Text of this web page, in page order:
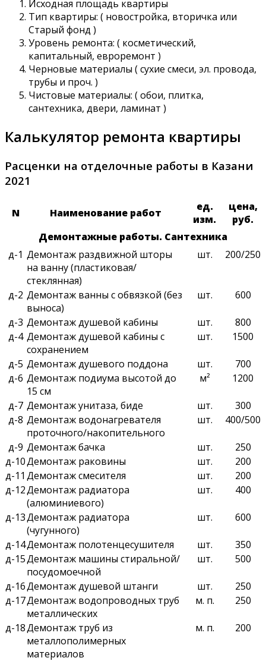
Исходная площадь квартиры
Тип квартиры: ( новостройка, вторичка или
Старый фонд )
Уровень ремонта: ( косметический,
капитальный, евроремонт )
Черновые материалы ( сухие смеси, эл. провода,
трубы и проч. )
Чистовые материалы: ( обои, плитка,
сантехника, двери, ламинат )
Калькулятор ремонта квартиры
Расценки на отделочные работы в Казани
2021
N Наименование работ
ед.
изм.
цена,
руб.
Демонтажные работы. Сантехника
д-1 Демонтаж раздвижной шторы
на ванну (пластиковая/
стеклянная)
шт. 200/250
д-2 Демонтаж ванны с обвязкой (без
выноса)
шт. 600
д-3 Демонтаж душевой кабины шт.
800
д-4 Демонтаж душевой кабины с
сохранением
шт. 1500
д-5 Демонтаж душевого поддона шт.
700
д-6 Демонтаж подиума высотой до
15 см
м² 1200
д-7 Демонтаж унитаза, биде шт.
300
д-8 Демонтаж водонагревателя
проточного/накопительного
шт. 400/500
д-9 Демонтаж бачка шт.
250
д-10Демонтаж раковины шт.
200
д-11 Демонтаж смесителя шт.
200
д-12Демонтаж радиатора
(алюминиевого)
шт. 400
д-13Демонтаж радиатора
(чугунного)
шт. 600
д-14Демонтаж полотенцесушителя шт.
350
д-15Демонтаж машины стиральной/
посудомоечной
шт. 500
д-16Демонтаж душевой штанги шт.
250
д-17Демонтаж водопроводных труб
металлических
м. п. 250
д-18Демонтаж труб из
металлополимерных
материалов
м. п. 200